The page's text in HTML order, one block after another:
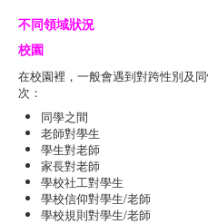
不同領域狀況
校園
在校園裡，一般會遇到對跨性別及
次：
同學之間
老師對學生
學生對老師
家長對老師
學校社工對學生
學校信仰對學生/老師
學校規則對學生/老師